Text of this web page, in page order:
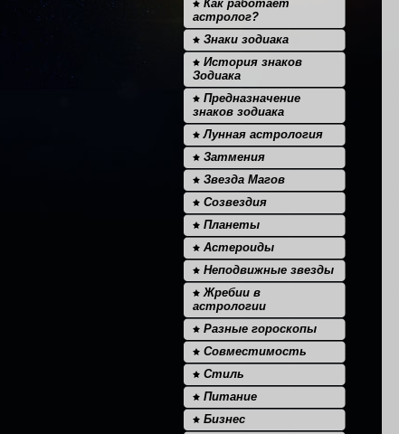
Как работает
астролог?
Знаки зодиака
История знаков
Зодиака
Предназначение
знаков зодиака
Лунная астрология
Затмения
Звезда Магов
Созвездия
Планеты
Астероиды
Неподвижные звезды
Жребии в
астрологии
Разные гороскопы
Совместимость
Стиль
Питание
Бизнес